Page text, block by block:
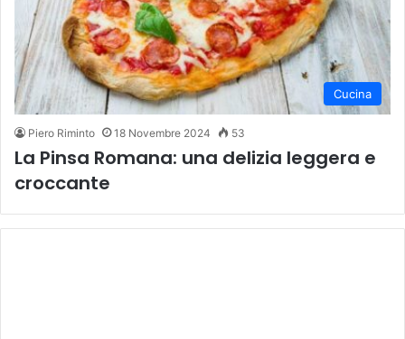
Cucina
Piero Riminto 18 Novembre 2024 53
La Pinsa Romana: una delizia leggera e
croccante